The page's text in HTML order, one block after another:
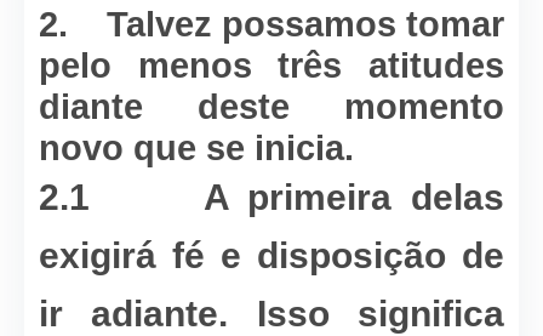
2. Talvez possamos tomar
pelo menos três atitudes
diante deste momento
novo que se inicia.
2.1 A primeira delas
exigirá fé e disposição de
ir adiante. Isso significa